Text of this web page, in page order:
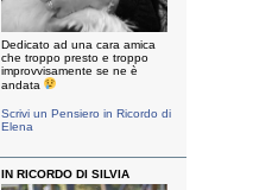
Dedicato ad una cara amica
che troppo presto e troppo
improvvisamente se ne è
andata
Scrivi un Pensiero in Ricordo di
Elena
IN RICORDO DI SILVIA